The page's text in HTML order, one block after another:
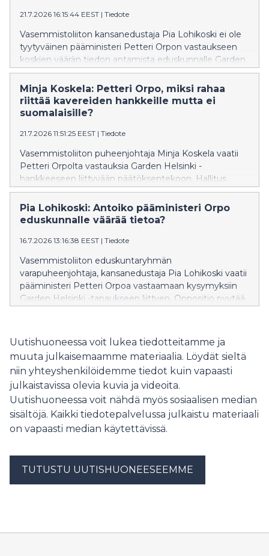
21.7.2026 16:15:44 EEST | Tiedote
Vasemmistoliiton kansanedustaja Pia Lohikoski ei ole
tyytyväinen pääministeri Petteri Orpon vastaukseen
koskien väärän tiedon antamista eduskunnalle Garden
Helsinki -hankkeesta.
Minja Koskela: Petteri Orpo, miksi rahaa
riittää kavereiden hankkeille mutta ei
suomalaisille?
21.7.2026 11:51:25 EEST | Tiedote
Vasemmistoliiton puheenjohtaja Minja Koskela vaatii
Petteri Orpolta vastauksia Garden Helsinki -
hankkeeseen liittyvään päätöksentekoon. Hallitus
päätti puoliväliriihessä varata hankkeelle 35 miljoonan
euron tuen, vaikka virkamiesarvio hankkeesta oli
kielteinen eikä hanke edennyt normaalin valmistelun
hankkeen valtiontukea.
Pia Lohikoski: Antoiko pääministeri Orpo
eduskunnalle väärää tietoa?
16.7.2026 13:16:38 EEST | Tiedote
Vasemmistoliiton eduskuntaryhmän
varapuheenjohtaja, kansanedustaja Pia Lohikoski vaatii
pääministeri Petteri Orpoa vastaamaan kysymyksiin
Garden Helsinki -tapaukseen liittyen. Oppositio pyytää
Uutishuoneessa voit lukea tiedotteitamme ja
muuta julkaisemaamme materiaalia. Löydät sieltä
niin yhteyshenkilöidemme tiedot kuin vapaasti
julkaistavissa olevia kuvia ja videoita.
Uutishuoneessa voit nähdä myös sosiaalisen median
sisältöjä. Kaikki tiedotepalvelussa julkaistu materiaali
on vapaasti median käytettävissä.
TUTUSTU UUTISHUONEESEEMME